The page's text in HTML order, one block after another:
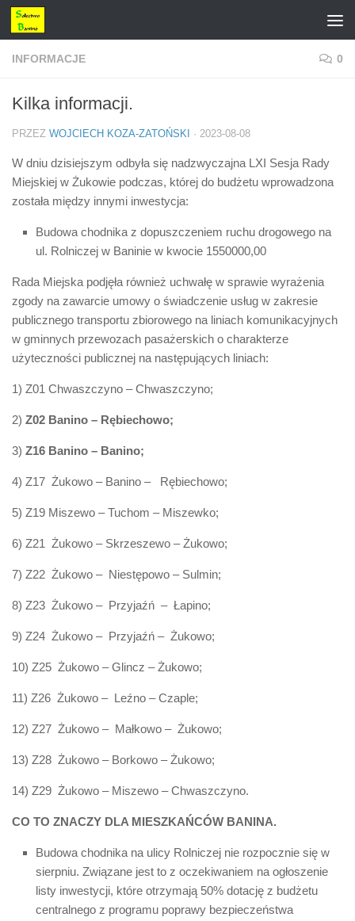
Przejdź do treści
INFORMACJE 0
Kilka informacji.
PRZEZ WOJCIECH KOZA-ZATOŃSKI · 2023-08-08
W dniu dzisiejszym odbyła się nadzwyczajna LXI Sesja Rady
Miejskiej w Żukowie podczas, której do budżetu wprowadzona
została między innymi inwestycja:
Budowa chodnika z dopuszczeniem ruchu drogowego na
ul. Rolniczej w Baninie w kwocie 1550000,00
Rada Miejska podjęła również uchwałę w sprawie wyrażenia
zgody na zawarcie umowy o świadczenie usług w zakresie
publicznego transportu zbiorowego na liniach komunikacyjnych
w gminnych przewozach pasażerskich o charakterze
użyteczności publicznej na następujących liniach:
1) Z01 Chwaszczyno – Chwaszczyno;
2) Z02 Banino – Rębiechowo;
3) Z16 Banino – Banino;
4) Z17 Żukowo – Banino – Rębiechowo;
5) Z19 Miszewo – Tuchom – Miszewko;
6) Z21 Żukowo – Skrzeszewo – Żukowo;
7) Z22 Żukowo – Niestępowo – Sulmin;
8) Z23 Żukowo – Przyjaźń – Łapino;
9) Z24 Żukowo – Przyjaźń – Żukowo;
10) Z25 Żukowo – Glincz – Żukowo;
11) Z26 Żukowo – Leźno – Czaple;
12) Z27 Żukowo – Małkowo – Żukowo;
13) Z28 Żukowo – Borkowo – Żukowo;
14) Z29 Żukowo – Miszewo – Chwaszczyno.
CO TO ZNACZY DLA MIESZKAŃCÓW BANINA.
Budowa chodnika na ulicy Rolniczej nie rozpocznie się w
sierpniu. Związane jest to z oczekiwaniem na ogłoszenie
listy inwestycji, które otrzymają 50% dotację z budżetu
centralnego z programu poprawy bezpieczeństwa